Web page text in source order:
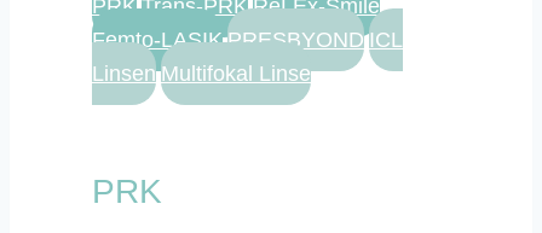
PRK Trans-PRK ReLEx-Smile
Femto-LASIK PRESBYOND ICL
Linsen Multifokal Linse
PRK